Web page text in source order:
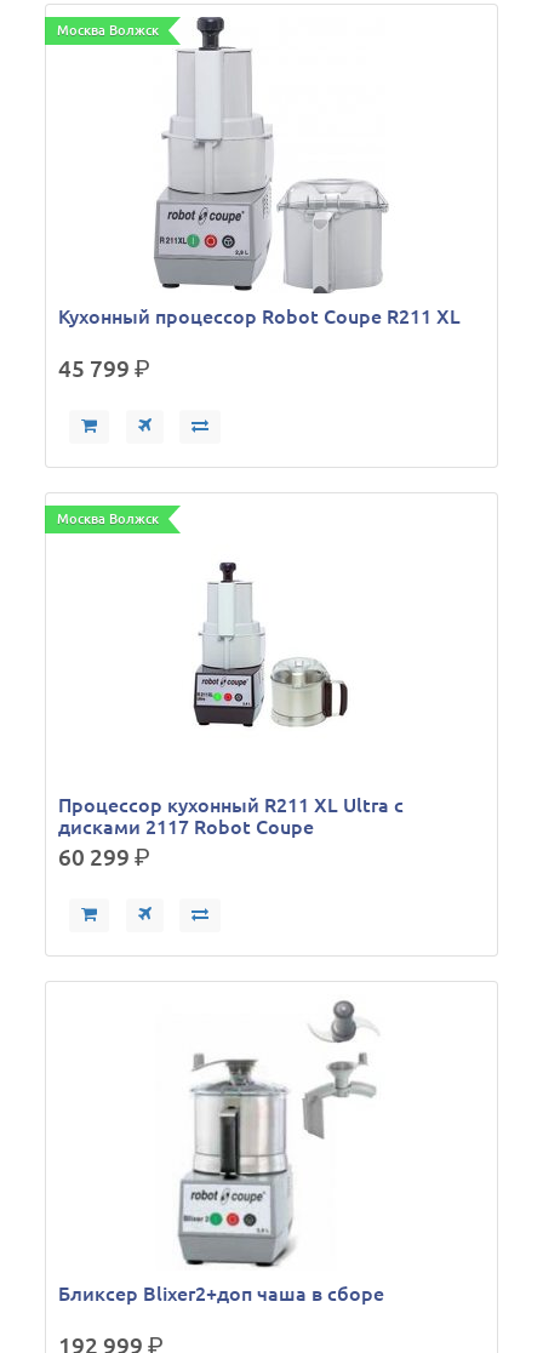
Москва Волжск
Кухонный процессор Robot Coupe R211 XL
45 799р.
Москва Волжск
Процессор кухонный R211 XL Ultra с
дисками 2117 Robot Coupe
60 299р.
Бликсер Blixer2+доп чаша в сборе
192 999р.